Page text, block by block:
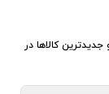
کالاها در